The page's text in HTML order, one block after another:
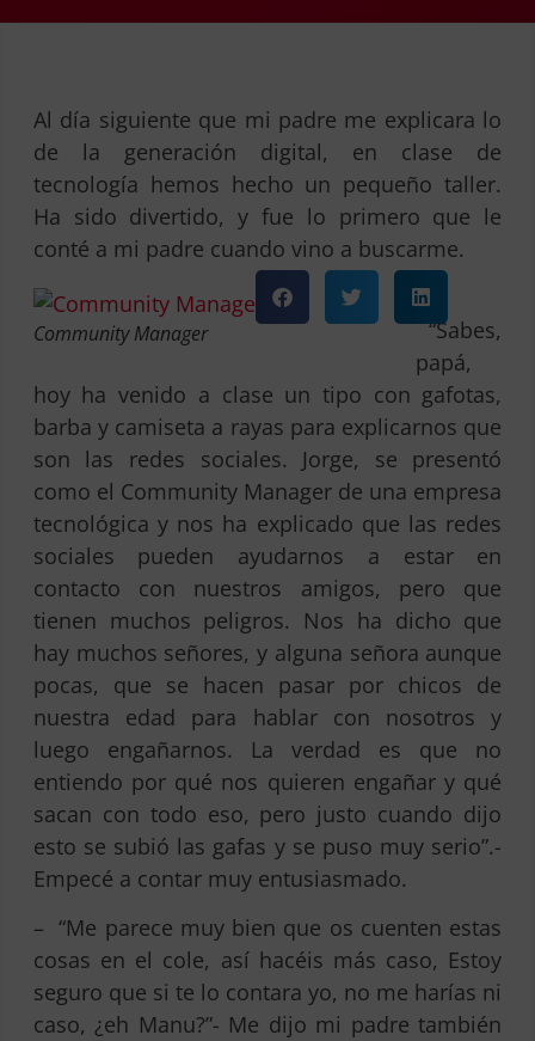
Al día siguiente que mi padre me explicara lo
de la generación digital, en clase de
tecnología hemos hecho un pequeño taller.
Ha sido divertido, y fue lo primero que le
conté a mi padre cuando vino a buscarme.
Community Manager
–
“Sabes,
papá,
hoy ha venido a clase un tipo con gafotas,
barba y camiseta a rayas para explicarnos que
son las redes sociales. Jorge, se presentó
como el Community Manager de una empresa
tecnológica y nos ha explicado que las redes
sociales pueden ayudarnos a estar en
contacto con nuestros amigos, pero que
tienen muchos peligros. Nos ha dicho que
hay muchos señores, y alguna señora aunque
pocas, que se hacen pasar por chicos de
nuestra edad para hablar con nosotros y
luego engañarnos. La verdad es que no
entiendo por qué nos quieren engañar y qué
sacan con todo eso, pero justo cuando dijo
esto se subió las gafas y se puso muy serio”.-
Empecé a contar muy entusiasmado.
– “Me parece muy bien que os cuenten estas
cosas en el cole, así hacéis más caso, Estoy
seguro que si te lo contara yo, no me harías ni
caso, ¿eh Manu?”- Me dijo mi padre también